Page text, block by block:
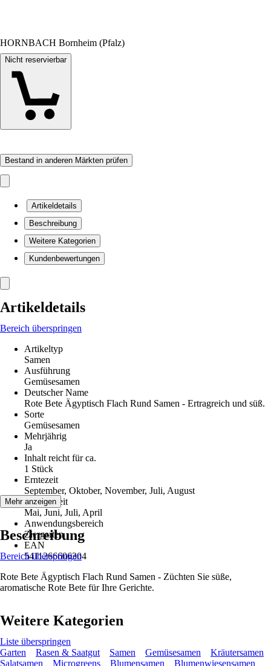
HORNBACH Bornheim (Pfalz)
Nicht reservierbar
Bestand in anderen Märkten prüfen
Artikeldetails
Beschreibung
Weitere Kategorien
Kundenbewertungen
Artikeldetails
Bereich überspringen
Artikeltyp
Samen
Ausführung
Gemüsesamen
Deutscher Name
Rote Bete Ägyptisch Flach Rund Samen - Ertragreich und süß.
Sorte
Gemüsesamen
Mehrjährig
Ja
Inhalt reicht für ca.
1 Stück
Erntezeit
September, Oktober, November, Juli, August
Aussaatzeit
Mai, Juni, Juli, April
Anwendungsbereich
Ziergarten
EAN
5411266606304
Mehr anzeigen
Beschreibung
Bereich überspringen
Rote Bete Ägyptisch Flach Rund Samen - Züchten Sie süße,
aromatische Rote Bete für Ihre Gerichte.
Weitere Kategorien
Liste überspringen
Garten
Rasen & Saatgut Samen Gemüsesamen
Kräutersamen
Salatsamen
Microgreens Blumensamen Blumenwiesensamen